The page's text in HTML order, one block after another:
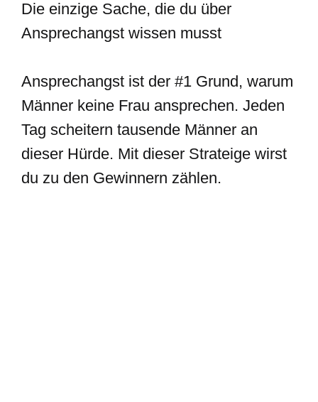
Die einzige Sache, die du über
Ansprechangst wissen musst
Ansprechangst ist der #1 Grund, warum
Männer keine Frau ansprechen. Jeden
Tag scheitern tausende Männer an
dieser Hürde. Mit dieser Strateige wirst
du zu den Gewinnern zählen.